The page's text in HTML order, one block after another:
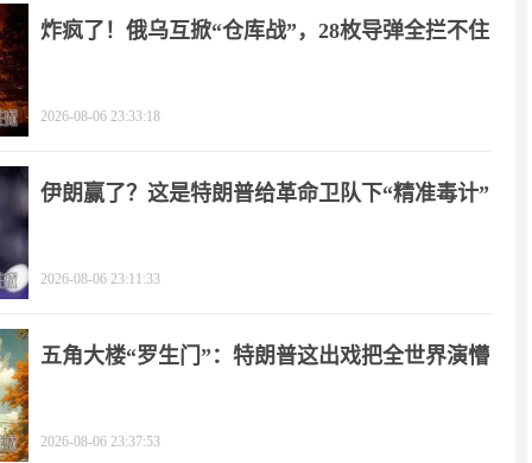
炸疯了！俄乌互掀“仓库战”，28枚导弹全拦不住
2026-08-06 23:33:18
伊朗赢了？这是特朗普给革命卫队下“精准毒计”
2026-08-06 23:11:33
五角大楼“罗生门”：特朗普这出戏把全世界演懵
2026-08-06 23:37:53